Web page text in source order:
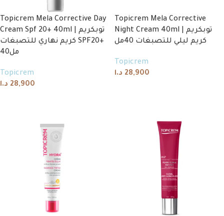
Topicrem Mela Corrective Day
Cream Spf 20+ 40ml | توبكريم
كريم نهاري للتصبغات SPF20+
40مل
Topicrem
28,900 د.ا
Topicrem Mela Corrective
Night Cream 40ml | توبكريم
كريم ليلي للتصبغات 40مل
Topicrem
28,900 د.ا